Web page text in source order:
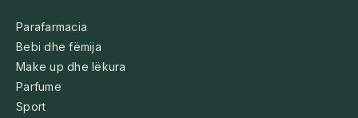
Parafarmacia
Bebi dhe fëmija
Make up dhe lëkura
Parfume
Sport